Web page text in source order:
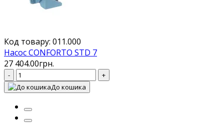
Код товару: 011.000
Насос CONFORTO STD 7
27 404.00грн.
-
+
До кошика